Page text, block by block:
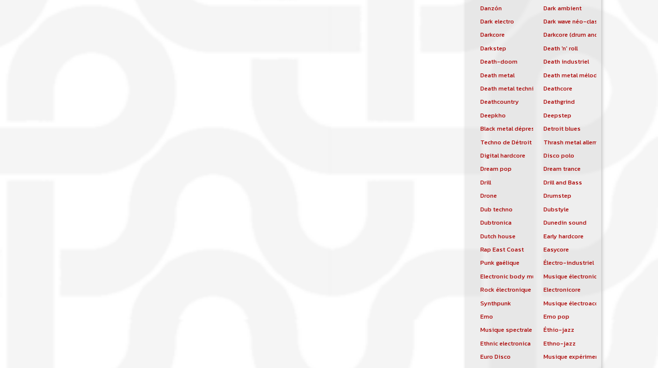
Danzón
Dark ambient
Dark electro
Dark wave néo-classique
Darkcore
Darkcore (drum and bass)
Darkstep
Death 'n' roll
Death-doom
Death industriel
Death metal
Death metal mélodique
Death metal techniqueDeathcore
Deathcountry
Deathgrind
Deepkho
Deepstep
Black metal dépressif Detroit blues
Techno de Détroit
Thrash metal allemand
Digital hardcore
Disco polo
Dream pop
Dream trance
Drill
Drill and Bass
Drone
Drumstep
Dub techno
Dubstyle
Dubtronica
Dunedin sound
Dutch house
Early hardcore
Rap East Coast
Easycore
Punk gaélique
Électro-industriel
Electronic body musicMusique électronique
Rock électronique
Electronicore
Synthpunk
Musique électroacoustique
Emo
Emo pop
Musique spectrale
Éthio-jazz
Ethnic electronica
Ethno-jazz
Euro Disco
Musique expérimentale